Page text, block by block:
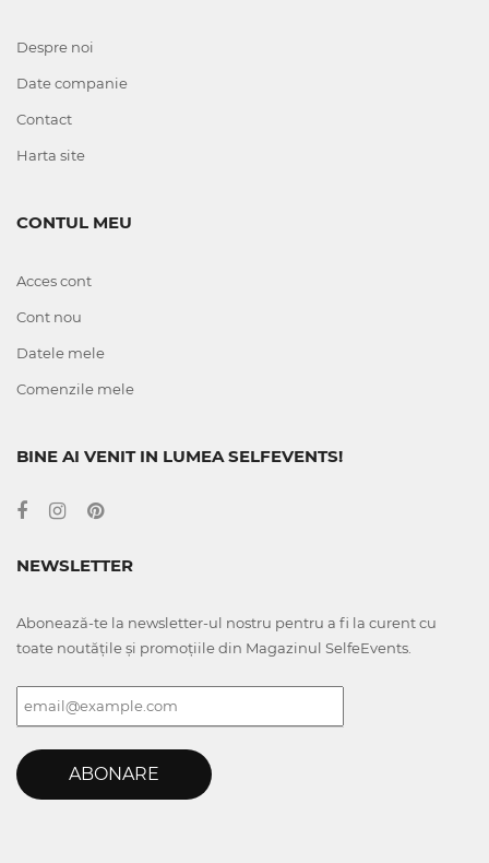
Despre noi
Date companie
Contact
Harta site
CONTUL MEU
Acces cont
Cont nou
Datele mele
Comenzile mele
BINE AI VENIT IN LUMEA SELFEVENTS!
NEWSLETTER
Abonează-te la newsletter-ul nostru pentru a fi la curent cu
toate noutățile și promoțiile din Magazinul SelfeEvents.
ABONARE